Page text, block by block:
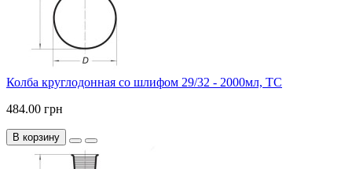
Колба круглодонная со шлифом 29/32 - 2000мл, ТС
484.00 грн
В корзину